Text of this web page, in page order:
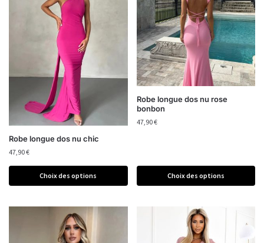
Robe longue dos nu chic
47,90€
Choix des options
Robe longue dos nu rose
bonbon
47,90€
Choix des options